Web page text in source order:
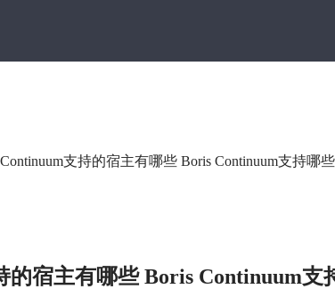
支持的宿主有哪些 Boris Continuum支持哪
的宿主有哪些 Boris Continuum支